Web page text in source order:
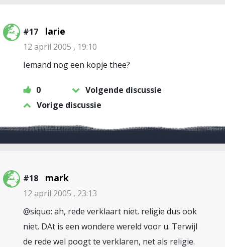
#17 larie
12 april 2005 , 19:10
Iemand nog een kopje thee?
0
Volgende discussie
Vorige discussie
#18 mark
12 april 2005 , 23:13
@siquo: ah, rede verklaart niet. religie dus ook
niet. DAt is een wondere wereld voor u. Terwijl
de rede wel poogt te verklaren, net als religie.